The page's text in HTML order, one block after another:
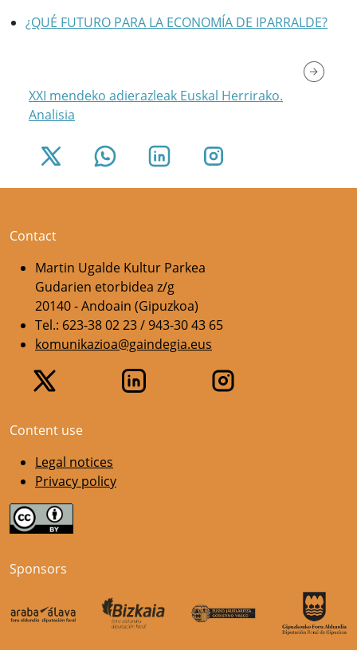
¿QUÉ FUTURO PARA LA ECONOMÍA DE IPARRALDE?
XXI mendeko adierazleak Euskal Herrirako.
Analisia
Contact
Martin Ugalde Kultur Parkea
Gudarien etorbidea z/g
20140 - Andoain (Gipuzkoa)
Tel.: 623-38 02 23 / 943-30 43 65
komunikazioa@gaindegia.eus
Content use
Legal notices
Privacy policy
Sponsors